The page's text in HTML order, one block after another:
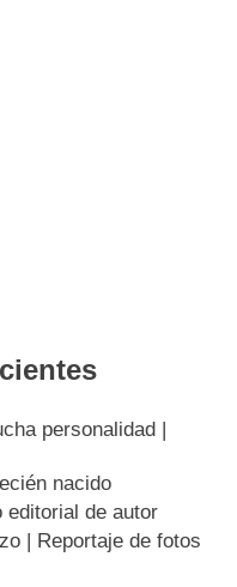
personalidad |
nacido
editorial de autor
| Reportaje de fotos